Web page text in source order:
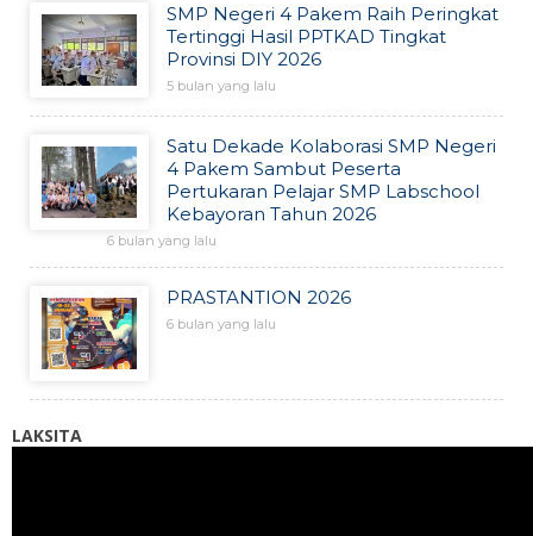
SMP Negeri 4 Pakem Raih Peringkat
Tertinggi Hasil PPTKAD Tingkat
Provinsi DIY 2026
5 bulan yang lalu
Satu Dekade Kolaborasi SMP Negeri
4 Pakem Sambut Peserta
Pertukaran Pelajar SMP Labschool
Kebayoran Tahun 2026
6 bulan yang lalu
PRASTANTION 2026
6 bulan yang lalu
LAKSITA